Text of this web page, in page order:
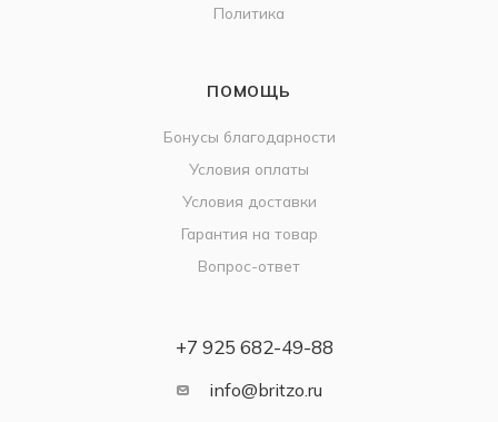
Политика
ПОМОЩЬ
Бонусы благодарности
Условия оплаты
Условия доставки
Гарантия на товар
Вопрос-ответ
+7 925 682-49-88
info@britzo.ru